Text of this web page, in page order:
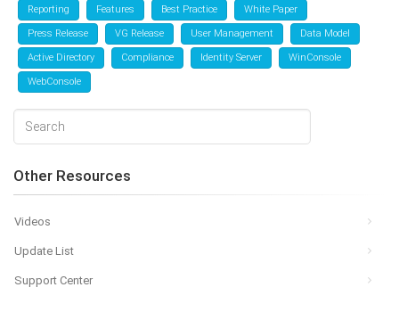
Reporting Features Best Practice White Paper
Press Release VG Release User Management Data Model
Active Directory Compliance Identity Server WinConsole
WebConsole
Other Resources
Videos
Update List
Support Center